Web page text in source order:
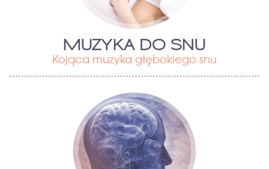
MUZYKA DO SNU
Kojąca muzyka głębokiego snu